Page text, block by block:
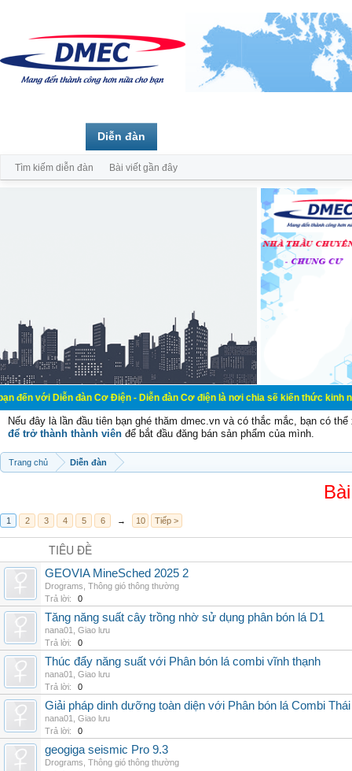
đàn Cơ Điện - Diễn đàn Cơ điện là nơi chia sẽ kiến thức kinh nghiệm
Nếu đây là lần đầu tiên bạn ghé thăm dmec.vn và có thắc mắc, bạn có
để trở thành thành viên để bắt đầu đăng bán sản phẩm của mình.
Trang chủ Diễn đàn
1 2 3 4 5 6 → 10 Tiếp >
TIÊU ĐỀ
GEOVIA MineSched 2025 2
Drograms Thông gió thông thường
Trả lời:
0
Tăng năng suất cây trồng nhờ sử dụng phân bón lá D1
nana01
Giao lưu
Trả lời:
0
Thúc đẩy năng suất với Phân bón lá combi vĩnh thạnh
nana01
Giao lưu
Trả lời:
0
Giải pháp dinh dưỡng toàn diện với Phân bón lá Combi Thái
nana01
Giao lưu
Trả lời:
0
geogiga seismic Pro 9.3
Drograms Thông gió thông thường
Diễn đàn
Tìm kiếm diễn đàn Bài viết gần đây